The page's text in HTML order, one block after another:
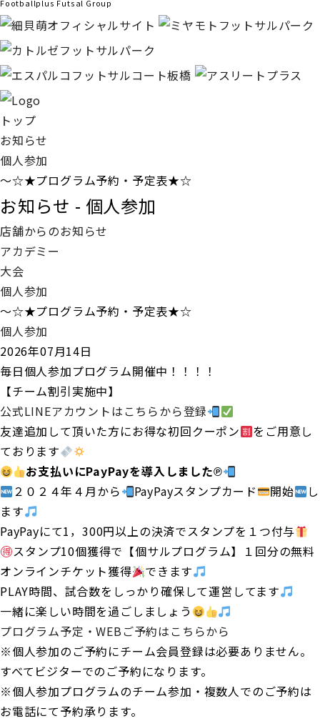
Footballplus Futsal Group
トップ
お知らせ
個人参加
～☆★プログラム予約・予定表★☆
お知らせ - 個人参加
店舗からのお知らせ
アカデミー
大会
個人参加
～☆★プログラム予約・予定表★☆
個人参加
2026年07月14日
毎日個人参加プログラム開催中！！！！
【チーム割引実施中】
公式LINEアカウントはこちらから登録
友達追加して頂いた方にお得な初回クーポン
をご用意し
ております
お支払いにPayPayを導入しました℗
２０２４年４月から
PayPayスタンプカード 開始
し
ます
PayPayにて1，300円以上の決済でスタンプを１つ付与
スタンプ10個獲得で【個サルプログラム】１回分の無料
オンラインチケット獲得
できます
PLAY時間、試合数をしっかり確保して運営してます
一緒に楽しい時間を過ごしましょう
プログラム予定・WEBご予約はこちらから
※個人参加のご予約にチーム会員登録は必要ありません。
すべてビジターでのご予約になります。
※個人参加プログラムのチーム参加・複数人でのご予約は
お電話にて予約承ります。